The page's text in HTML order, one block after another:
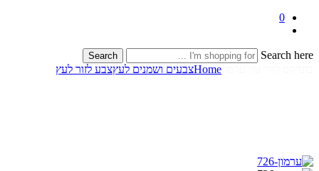
0
Search here
Search
Homeצבעים ושמנים לעץצבע לזור לעץ